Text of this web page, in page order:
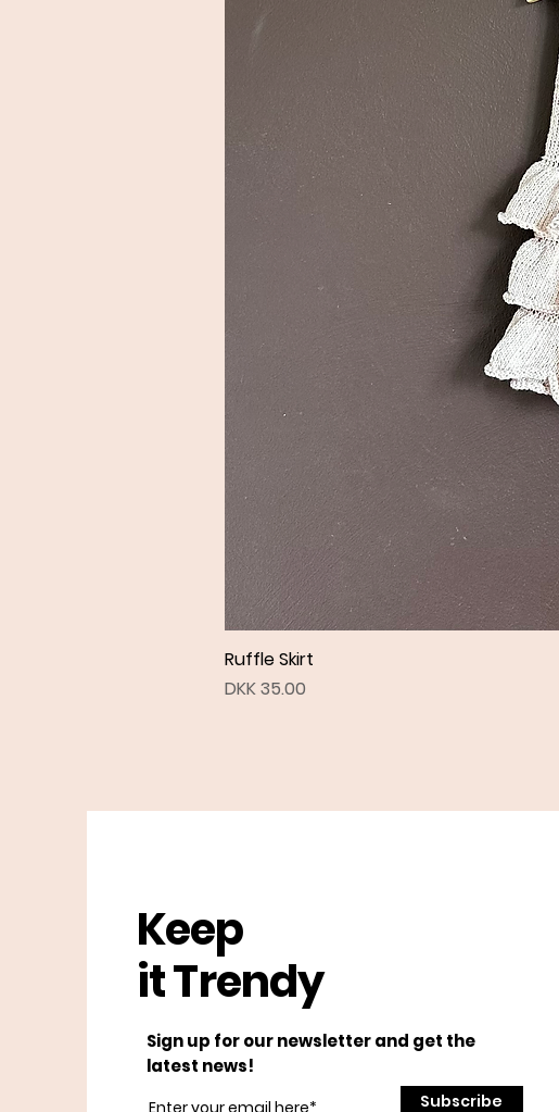
Ruffle Skirt
Price
DKK 35.00
Keep
it Trendy
Sign up for our newsletter and get the
latest news!
Subscribe